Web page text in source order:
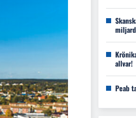
allvar!
Peab